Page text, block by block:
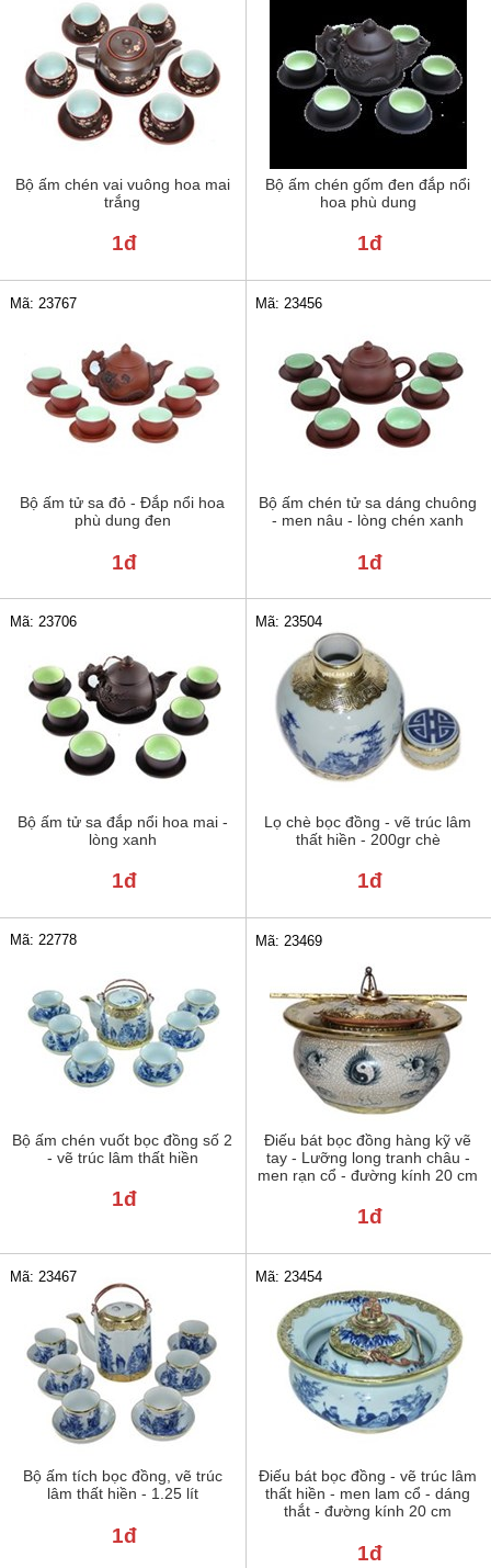
Bộ ấm chén vai vuông hoa mai
trắng
1đ
Bộ ấm chén gốm đen đắp nổi
hoa phù dung
1đ
Bộ ấm tử sa đỏ - Đắp nổi hoa
phù dung đen
Mã: 23767
1đ
Bộ ấm chén tử sa dáng chuông
- men nâu - lòng chén xanh
Mã: 23456
1đ
Bộ ấm tử sa đắp nổi hoa mai -
lòng xanh
Mã: 23706
1đ
Lọ chè bọc đồng - vẽ trúc lâm
thất hiền - 200gr chè
Mã: 23504
1đ
Bộ ấm chén vuốt bọc đồng số 2
- vẽ trúc lâm thất hiền
Mã: 22778
1đ
Điếu bát bọc đồng hàng kỹ vẽ
tay - Lưỡng long tranh châu -
men rạn cổ - đường kính 20 cm
Mã: 23469
1đ
Bộ ấm tích bọc đồng, vẽ trúc
lâm thất hiền - 1.25 lít
Mã: 23467
1đ
Điếu bát bọc đồng - vẽ trúc lâm
thất hiền - men lam cổ - dáng
thắt - đường kính 20 cm
Mã: 23454
1đ